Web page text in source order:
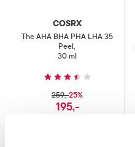
COSRX
The AHA BHA PHA LHA 35
Peel ,
30 ml
259,-25%
195,-